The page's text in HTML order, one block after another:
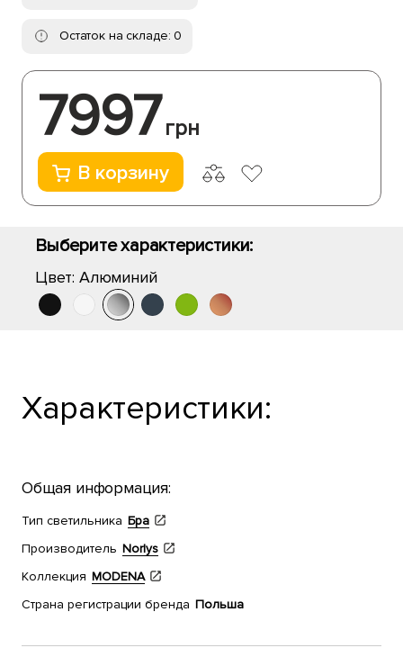
Остаток на складе: 0
7997грн
В корзину
Выберите характеристики:
Цвет: Алюминий
Характеристики:
Общая информация:
Тип светильника Бра
Производитель Norlys
Коллекция MODENA
Страна регистрации бренда Польша